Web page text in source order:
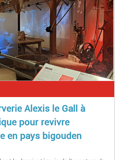
Alexis le Gall à
pour revivre
en pays bigouden